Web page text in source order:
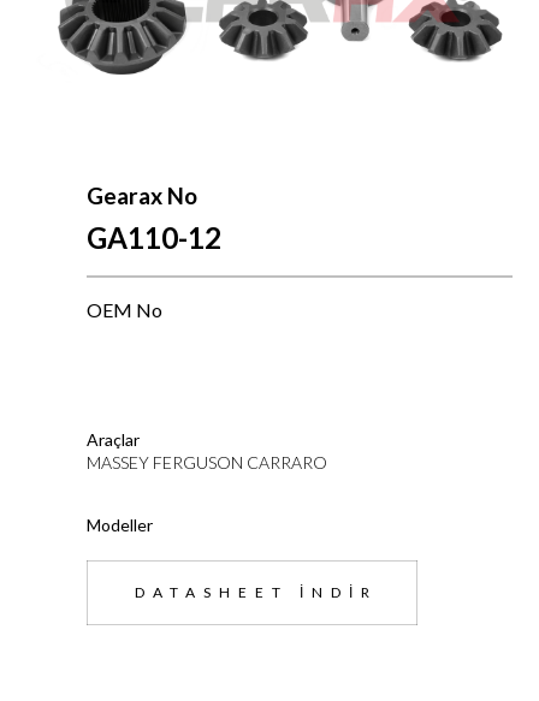
Gearax No
GA110-12
OEM No
Araçlar
MASSEY FERGUSON CARRARO
Modeller
DATASHEET İNDIR